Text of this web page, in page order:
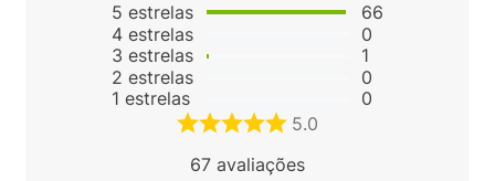
5 estrelas
4 estrelas
3 estrelas
2 estrelas
1 estrelas
66
0
1
0
0
5.0
67 avaliações